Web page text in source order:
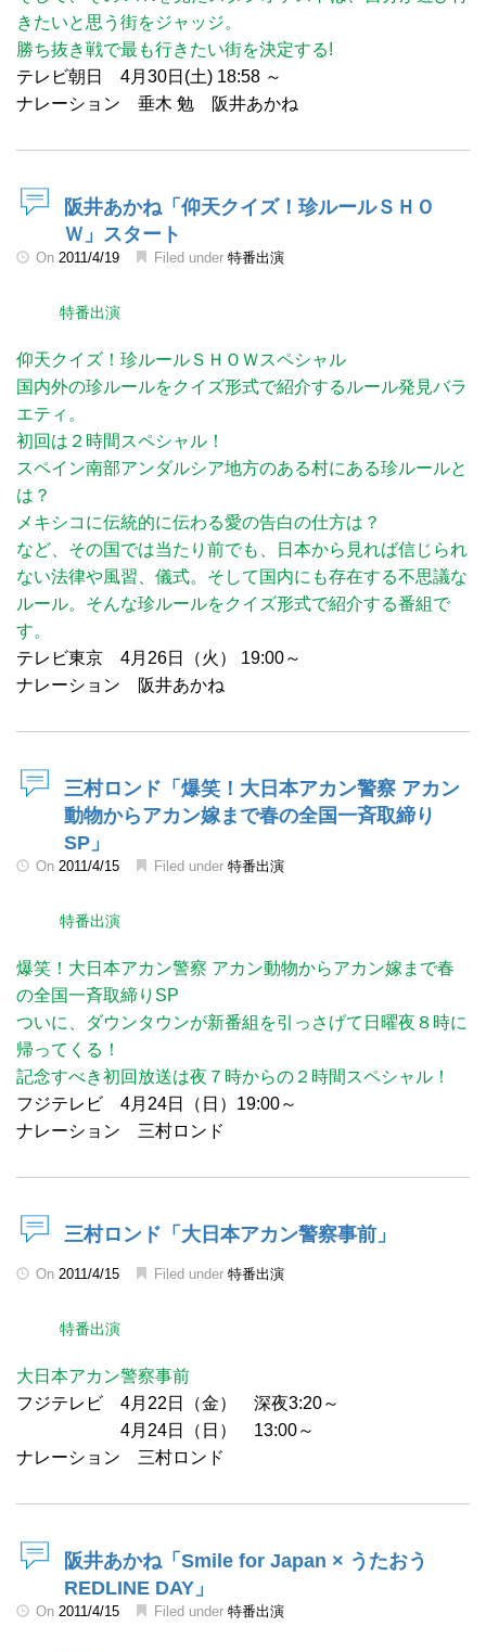
きたいと思う街をジャッジ。
勝ち抜き戦で最も行きたい街を決定する!
テレビ朝日 4月30日(土) 18:58 ～
ナレーション 垂木 勉 阪井あかね
阪井あかね「仰天クイズ！珍ルールＳＨＯ
Ｗ」スタート
On 2011/4/19 Filed under 特番出演
特番出演
仰天クイズ！珍ルールＳＨＯＷスペシャル
国内外の珍ルールをクイズ形式で紹介するルール発見バラ
エティ。
初回は２時間スペシャル！
スペイン南部アンダルシア地方のある村にある珍ルールと
は？
メキシコに伝統的に伝わる愛の告白の仕方は？
など、その国では当たり前でも、日本から見れば信じられ
ない法律や風習、儀式。そして国内にも存在する不思議な
ルール。そんな珍ルールをクイズ形式で紹介する番組で
す。
テレビ東京 4月26日（火） 19:00～
ナレーション 阪井あかね
三村ロンド「爆笑！大日本アカン警察 アカン
動物からアカン嫁まで春の全国一斉取締り
SP」
On 2011/4/15 Filed under 特番出演
特番出演
爆笑！大日本アカン警察 アカン動物からアカン嫁まで春
の全国一斉取締りSP
ついに、ダウンタウンが新番組を引っさげて日曜夜８時に
帰ってくる！
記念すべき初回放送は夜７時からの２時間スペシャル！
フジテレビ 4月24日（日）19:00～
ナレーション 三村ロンド
三村ロンド「大日本アカン警察事前」
On 2011/4/15 Filed under 特番出演
特番出演
大日本アカン警察事前
フジテレビ 4月22日（金） 深夜3:20～
4月24日（日） 13:00～
ナレーション 三村ロンド
阪井あかね「Smile for Japan × うたおう
REDLINE DAY」
On 2011/4/15 Filed under 特番出演